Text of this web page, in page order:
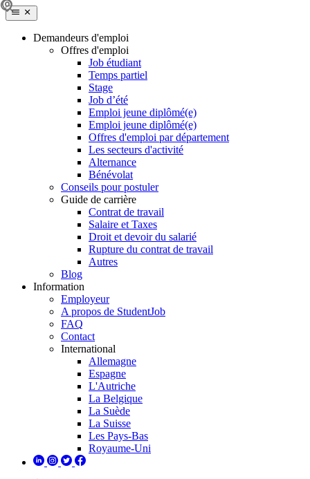
Demandeurs d'emploi
Offres d'emploi
Job étudiant
Temps partiel
Stage
Job d’été
Emploi jeune diplômé(e)
Emploi jeune diplômé(e)
Offres d'emploi par département
Les secteurs d'activité
Alternance
Bénévolat
Conseils pour postuler
Guide de carrière
Contrat de travail
Salaire et Taxes
Droit et devoir du salarié
Rupture du contrat de travail
Autres
Blog
Information
Employeur
A propos de StudentJob
FAQ
Contact
International
Allemagne
Espagne
L'Autriche
La Belgique
La Suède
La Suisse
Les Pays-Bas
Royaume-Uni